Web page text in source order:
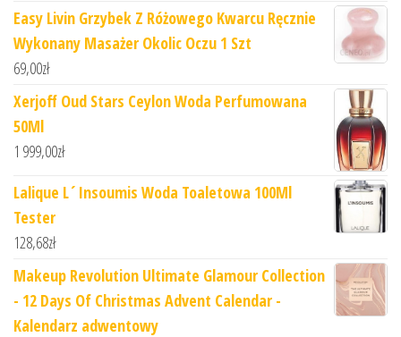
Easy Livin Grzybek Z Różowego Kwarcu Ręcznie
Wykonany Masażer Okolic Oczu 1 Szt
69,00zł
Xerjoff Oud Stars Ceylon Woda Perfumowana
50Ml
1 999,00zł
Lalique L´Insoumis Woda Toaletowa 100Ml
Tester
128,68zł
Makeup Revolution Ultimate Glamour Collection
- 12 Days Of Christmas Advent Calendar -
Kalendarz adwentowy